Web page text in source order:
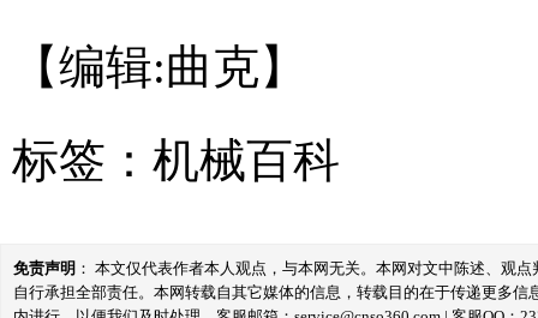
【编辑:曲克】
标签： 机械百科
免责声明 ： 本文仅代表作者本人观点，与本网无关。本网对文中陈述、观
自行承担全部责任。本网转载自其它媒体的信息，转载目的在于传递更多